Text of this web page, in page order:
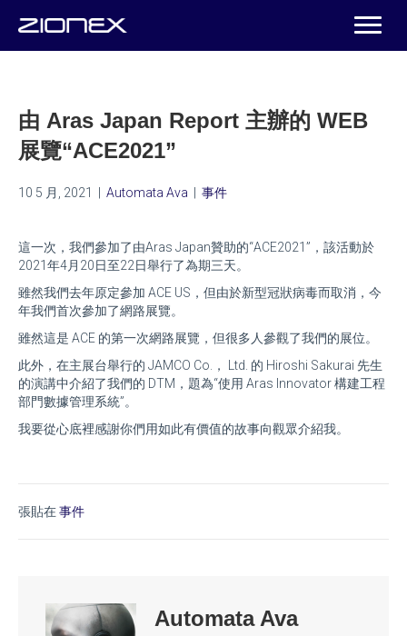
由 Aras Japan Report 主辦的 WEB
展覽“ACE2021”
10 5 月, 2021 Automata Ava 事件
這一次，我們參加了由Aras Japan贊助的“ACE2021”，該活動於
2021年4月20日至22日舉行了為期三天。
雖然我們去年原定參加 ACE US，但由於新型冠狀病毒而取消，今
年我們首次參加了網路展覽。
雖然這是 ACE 的第一次網路展覽，但很多人參觀了我們的展位。
此外，在主展台舉行的 JAMCO Co.， Ltd. 的 Hiroshi Sakurai 先生
的演講中介紹了我們的 DTM，題為“使用 Aras Innovator 構建工程
部門數據管理系統”。
我要從心底裡感謝你們用如此有價值的故事向觀眾介紹我。
張貼在事件
Automata Ava